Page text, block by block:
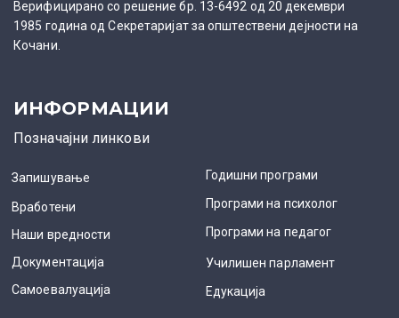
Верифицирано со решение бр. 13-6492 од 20 декември
1985 година од Секретаријат за општествени дејности на
Кочани.
ИНФОРМАЦИИ
Позначајни линкови
Запишување
Вработени
Наши вредности
Документација
Самоевалуација
Годишни програми
Програми на психолог
Програми на педагог
Училишен парламент
Едукација